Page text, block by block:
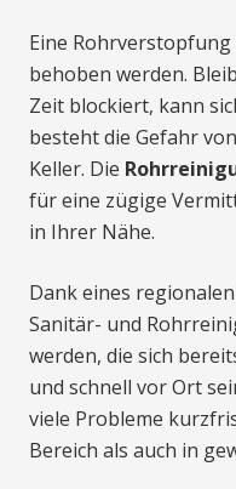
Eine
behoben werden.
Zeit blockiert, kann
besteht die Gefahr
Keller. Die
für eine zügige
in Ihrer Nähe.
Dank eines
Sanitär- und
werden, die sich
und schnell vor Ort
viele Probleme
Bereich als auch in